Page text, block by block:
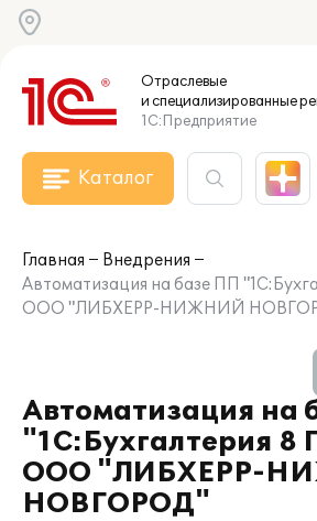
Отраслевые
и специализированные
1С:Предприятие
Каталог
Главная
Внедрения
Автоматизация на базе ПП
ООО "ЛИБХЕРР-НИЖНИЙ
Автоматизация на
"1С:Бухгалтерия
ООО "ЛИБХЕРР-
НОВГОРОД"